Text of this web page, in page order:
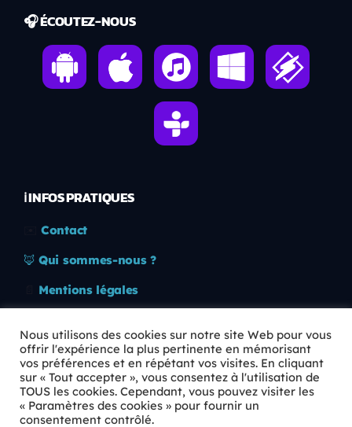
🎧 ÉCOUTEZ-NOUS
ℹ️ INFOS PRATIQUES
Contact
🦊 Qui sommes-nous ?
Mentions légales
🛡️ RGPD
Copyright © 2026 Animkids. Tous droits réservés.
Nous utilisons des cookies sur notre site Web pour vous
offrir l'expérience la plus pertinente en mémorisant
vos préférences et en répétant vos visites. En cliquant
sur « Tout accepter », vous consentez à l'utilisation de
TOUS les cookies. Cependant, vous pouvez visiter les
« Paramètres des cookies » pour fournir un
consentement contrôlé.